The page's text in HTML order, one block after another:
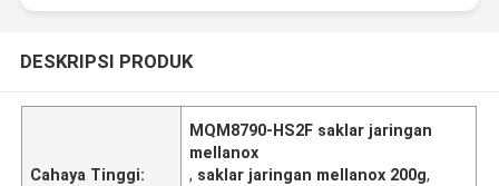
DESKRIPSI PRODUK
Cahaya Tinggi:
MQM8790-HS2F saklar jaringan
mellanox
, saklar jaringan mellanox 200g,